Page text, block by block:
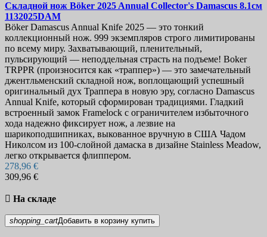
Складной нож Böker 2025 Annual Collector's Damascus 8.1см
1132025DAM
Böker Damascus Annual Knife 2025 — это тонкий
коллекционный нож. 999 экземпляров строго лимитированы
по всему миру. Захватывающий, пленительный,
пульсирующий — неподдельная страсть на подъеме! Boker
TRPPR (произносится как «траппер») — это замечательный
джентльменский складной нож, воплощающий успешный
оригинальный дух Траппера в новую эру, согласно Damascus
Annual Knife, который сформирован традициями. Гладкий
встроенный замок Framelock с ограничителем избыточного
хода надежно фиксирует нож, а лезвие на
шарикоподшипниках, выкованное вручную в США Чадом
Николсом из 100-слойной дамаска в дизайне Stainless Meadow,
легко открывается флиппером.
278,96 €
309,96 €
 На складе
shopping_cartДобавить в корзину купить